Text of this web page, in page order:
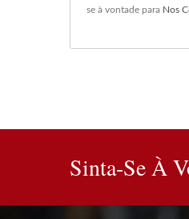
se à vontade para Nos
Sinta-Se À